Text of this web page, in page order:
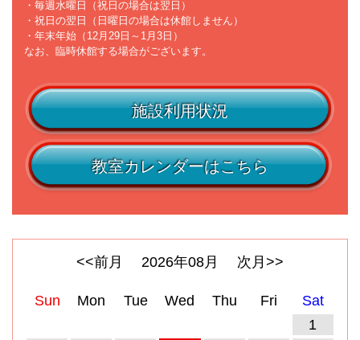
・毎週水曜日（祝日の場合は翌日）
・祝日の翌日（日曜日の場合は休館しません）
・年末年始（12月29日～1月3日）
なお、臨時休館する場合がございます。
施設利用状況
教室カレンダーはこちら
<<前月 2026年08月 次月>>
Sun Mon Tue Wed Thu Fri
Sat
1